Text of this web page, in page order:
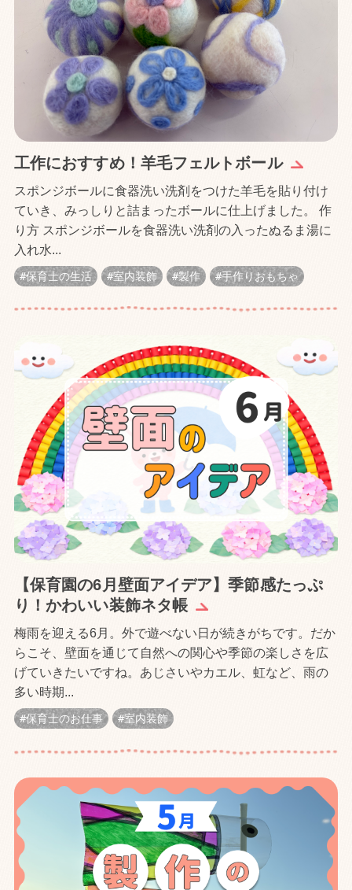
工作におすすめ！羊毛フェルトボール
スポンジボールに食器洗い洗剤をつけた羊毛を貼り付け
ていき、みっしりと詰まったボールに仕上げました。 作
り方 スポンジボールを食器洗い洗剤の入ったぬるま湯に
入れ水...
保育士の生活 室内装飾 製作 手作りおもちゃ
【保育園の6月壁面アイデア】季節感たっぷ
り！かわいい装飾ネタ帳
梅雨を迎える6月。外で遊べない日が続きがちです。だか
らこそ、壁面を通じて自然への関心や季節の楽しさを広
げていきたいですね。あじさいやカエル、虹など、雨の
多い時期...
保育士のお仕事 室内装飾